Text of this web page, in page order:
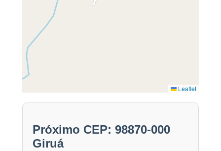
Leaflet
Próximo CEP: 98870-000
Giruá